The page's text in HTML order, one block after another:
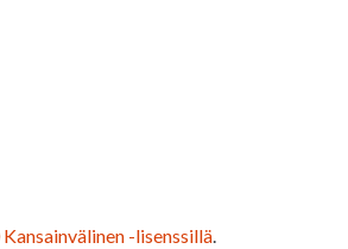
-lisenssillä